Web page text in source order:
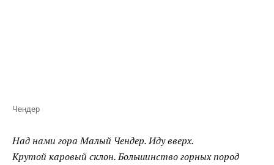
Чендер
Над нами гора Малый Чендер. Иду вверх.
Крутой каровый склон. Большинство горных пород